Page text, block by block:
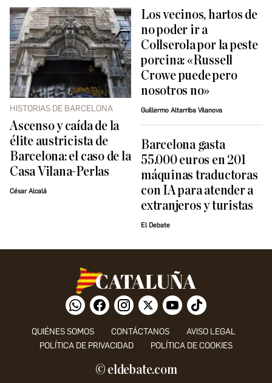
HISTORIAS DE BARCELONA
Ascenso y caída de la
élite austricista de
Barcelona: el caso de la
Casa Vilana-Perlas
César Alcalá
Los vecinos, hartos de
no poder ir a
Collserola por la peste
porcina: «Russell
Crowe puede pero
nosotros no»
Guillermo Altarriba Vilanova
Barcelona gasta
55.000 euros en 201
máquinas traductoras
con IA para atender a
extranjeros y turistas
El Debate
QUIÉNES SOMOS CONTÁCTANOS
AVISO LEGAL
POLÍTICA DE PRIVACIDAD
POLÍTICA DE COOKIES
© eldebate.com